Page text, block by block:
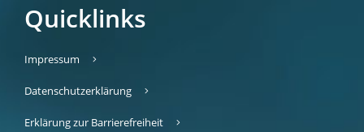
Quicklinks
Impressum
Datenschutzerklärung
Erklärung zur Barrierefreiheit